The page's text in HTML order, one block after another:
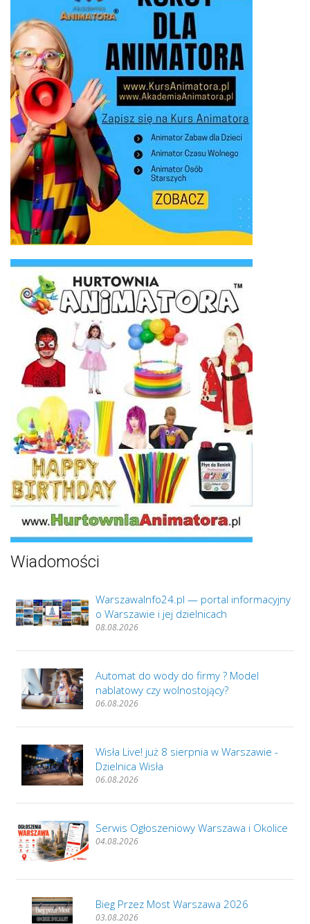
Wiadomości
WarszawaInfo24.pl — portal informacyjny
o Warszawie i jej dzielnicach
08.08.2026
Automat do wody do firmy ? Model
nablatowy czy wolnostojący?
06.08.2026
Wisła Live! już 8 sierpnia w Warszawie -
Dzielnica Wisła
06.08.2026
Serwis Ogłoszeniowy Warszawa i Okolice
04.08.2026
Bieg Przez Most Warszawa 2026
03.08.2026